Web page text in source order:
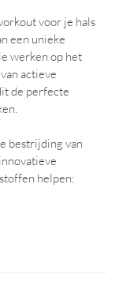
voor je hals
een unieke
werken op het
actieve
de perfecte
bestrijding van
helpen: